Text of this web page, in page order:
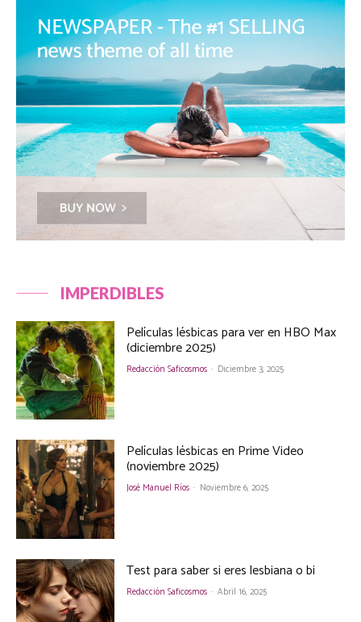
IMPERDIBLES
Películas lésbicas para ver en HBO Max
(diciembre 2025)
Redacción Saficosmos - Diciembre 3, 2025
Películas lésbicas en Prime Video
(noviembre 2025)
José Manuel Ríos - Noviembre 6, 2025
Test para saber si eres lesbiana o bi
Redacción Saficosmos - Abril 16, 2025